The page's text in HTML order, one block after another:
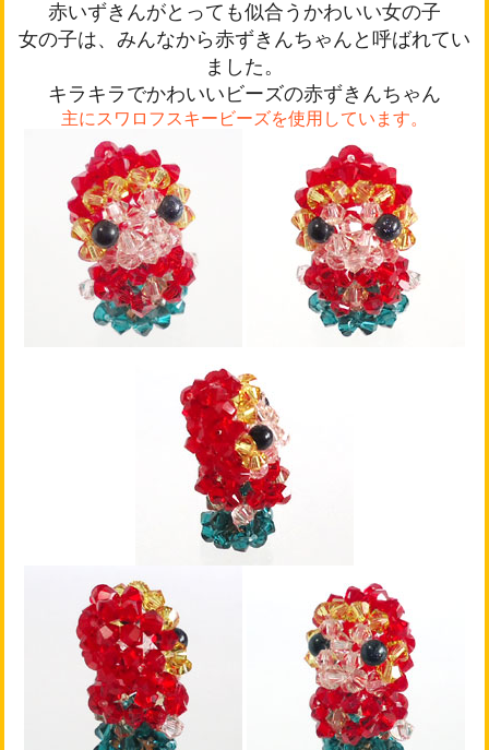
赤いずきんがとっても似合うかわいい女の子
女の子は、みんなから赤ずきんちゃんと呼ばれてい
ました。
キラキラでかわいいビーズの赤ずきんちゃん
主にスワロフスキービーズを使用しています。